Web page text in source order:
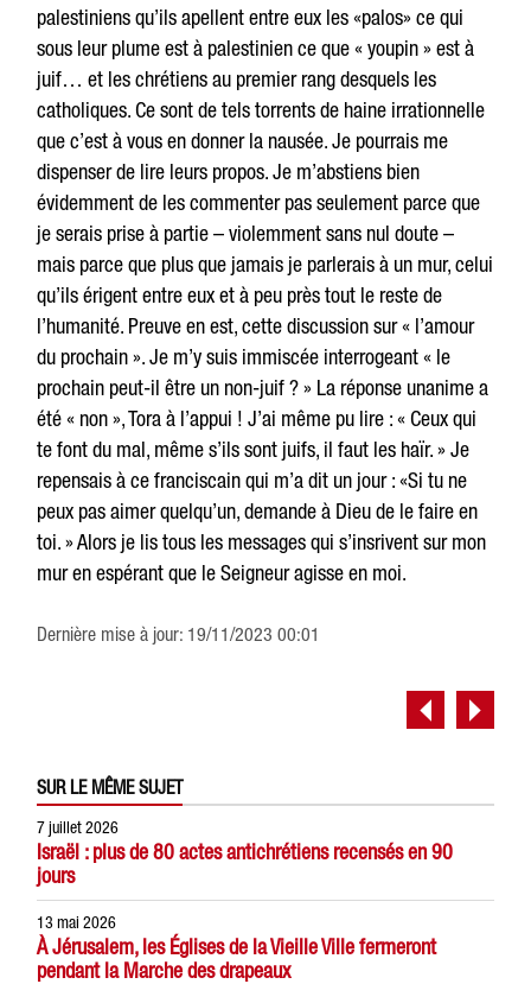
palestiniens qu’ils apellent entre eux les «palos» ce qui
sous leur plume est à palestinien ce que « youpin » est à
juif… et les chrétiens au premier rang desquels les
catholiques. Ce sont de tels torrents de haine irrationnelle
que c’est à vous en donner la nausée. Je pourrais me
dispenser de lire leurs propos. Je m’abstiens bien
évidemment de les commenter pas seulement parce que
je serais prise à partie – violemment sans nul doute –
mais parce que plus que jamais je parlerais à un mur, celui
qu’ils érigent entre eux et à peu près tout le reste de
l’humanité. Preuve en est, cette discussion sur « l’amour
du prochain ». Je m’y suis immiscée interrogeant « le
prochain peut-il être un non-juif ? » La réponse unanime a
été « non », Tora à l’appui ! J’ai même pu lire : « Ceux qui
te font du mal, même s’ils sont juifs, il faut les haïr. » Je
repensais à ce franciscain qui m’a dit un jour : «Si tu ne
peux pas aimer quelqu’un, demande à Dieu de le faire en
toi. » Alors je lis tous les messages qui s’insrivent sur mon
mur en espérant que le Seigneur agisse en moi.
Dernière mise à jour: 19/11/2023 00:01
SUR LE MÊME SUJET
7 juillet 2026
Israël : plus de 80 actes antichrétiens recensés en 90
jours
13 mai 2026
À Jérusalem, les Églises de la Vieille Ville fermeront
pendant la Marche des drapeaux